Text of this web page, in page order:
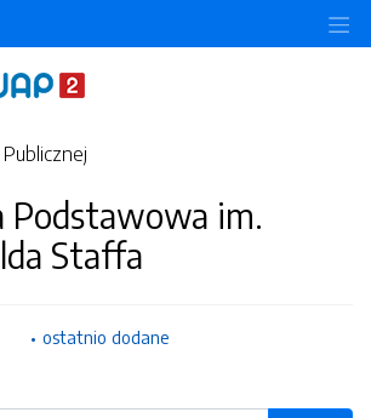
Podstawowa im.
Staffa
ostatnio dodane